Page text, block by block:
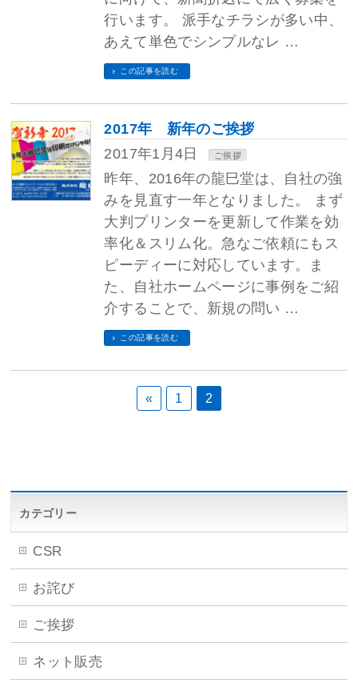
行います。 派手なチラシが多い中、
あえて単色でシンプルなレ …
この記事を読む
2017年 新年のご挨拶
2017年1月4日 ご挨拶
昨年、2016年の龍巳堂は、自社の強
みを見直す一年となりました。 まず
大判プリンターを更新して作業を効
率化＆スリム化。急なご依頼にもス
ピーディーに対応しています。ま
た、自社ホームページに事例をご紹
介することで、新規の問い …
この記事を読む
« 1 2
カテゴリー
CSR
お詫び
ご挨拶
ネット販売